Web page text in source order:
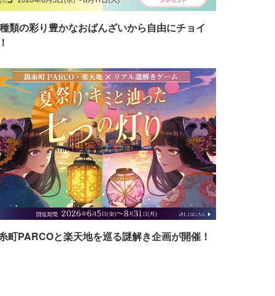
類の彩り豊かなおばんざいから自由にチョイ
町PARCOと楽天地を巡る謎解き企画が開催！